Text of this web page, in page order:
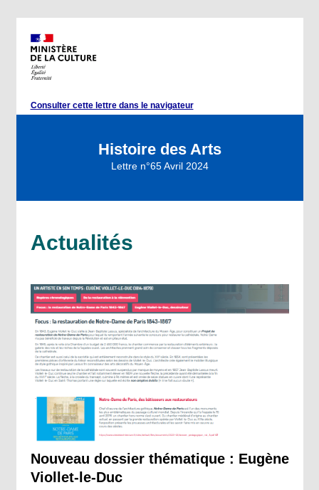
Consulter cette lettre dans le navigateur
Histoire des Arts
Lettre n°65 Avril 2024
Actualités
Nouveau dossier thématique : Eugène
Viollet-le-Duc